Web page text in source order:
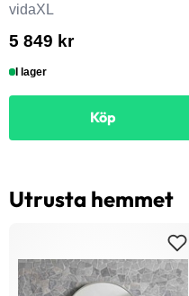
vidaXL
5 849 kr
I lager
Köp
Utrusta hemmet